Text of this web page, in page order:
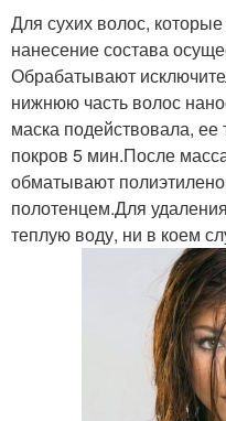
Для сухих волос,
нанесение состава
Обрабатывают
нижнюю часть волос
маска подействовала,
покров 5 мин.После
обматывают
полотенцем.Для
теплую воду, ни в коем